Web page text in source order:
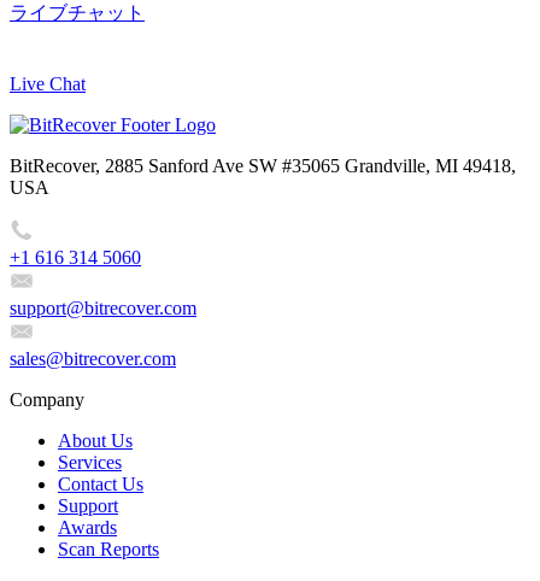
ライブチャット
Live Chat
BitRecover, 2885 Sanford Ave SW #35065 Grandville, MI 49418,
USA
+1 616 314 5060
support@bitrecover.com
sales@bitrecover.com
Company
About Us
Services
Contact Us
Support
Awards
Scan Reports